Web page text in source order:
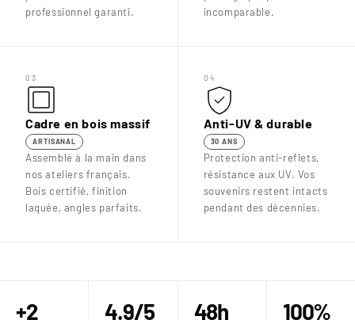
professionnel garanti.
incomparable.
03
Cadre en bois massif
ARTISANAL
Assemblé à la main dans
nos ateliers français.
Bois certifié, finition
laquée, angles parfaits.
04
Anti-UV & durable
30 ANS
Protection anti-reflets,
résistance aux UV. Vos
souvenirs restent intacts
pendant des décennies.
+2
4.9/5 48h 100%